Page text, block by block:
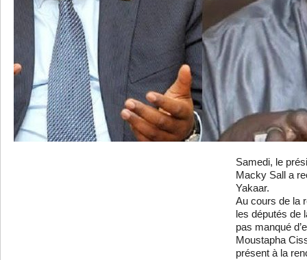
Samedi, le
Macky Sall a
Yakaar.
Au cours de la
les députés de
pas manqué
Moustapha
présent à la